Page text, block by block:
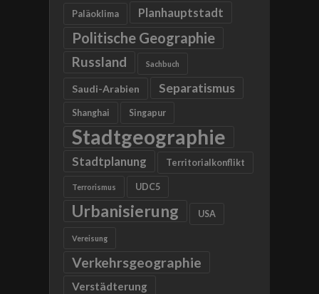
Paläoklima Planhauptstadt
Politische Geographie
Russland Sachbuch
Saudi-Arabien Separatismus
Shanghai Singapur
Stadtgeographie
Stadtplanung Territorialkonflikt
Terrorismus UDC5
Urbanisierung USA
Vereisung
Verkehrsgeographie
Verstädterung